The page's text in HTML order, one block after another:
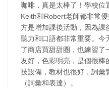
咖啡，真是太棒了！學校位
Keith和Robert老師都非常
方是增加課後活動，因為課
聽力和口語都非常重要。今
了商店買甜甜圈，也練習了
友好，色彩明亮，是個很棒
技設備，教材也很好，詞彙
（詞彙和表達）。